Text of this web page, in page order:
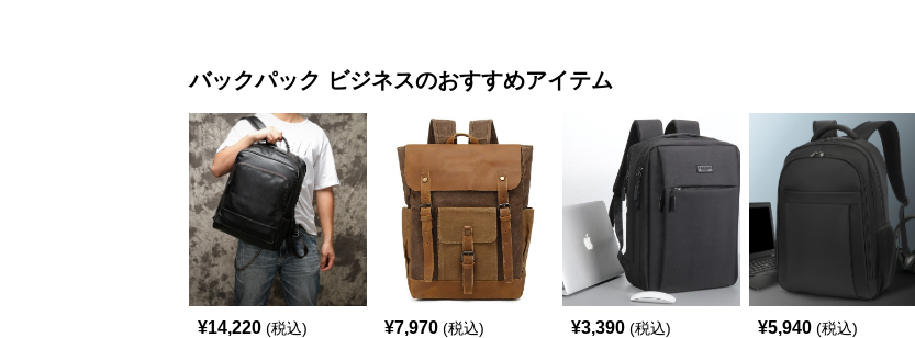
バックパック ビジネスのおすすめアイテム
¥14,220 (税込) ¥7,970 (税込) ¥3,390 (税込) ¥5,940 (税込)